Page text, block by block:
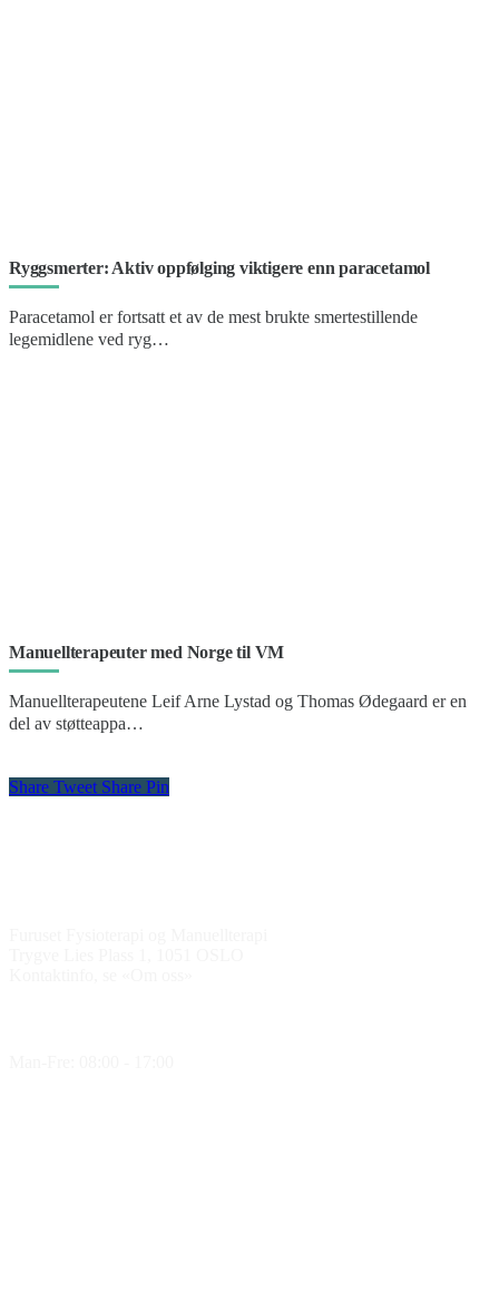
Ryggsmerter: Aktiv oppfølging viktigere enn paracetamol
Paracetamol er fortsatt et av de mest brukte smertestillende
legemidlene ved ryg…
Manuellterapeuter med Norge til VM
Manuellterapeutene Leif Arne Lystad og Thomas Ødegaard er en
del av støtteappa…
Share Tweet Share Pin